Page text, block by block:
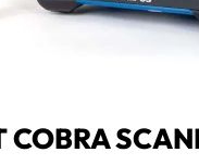
COBRA